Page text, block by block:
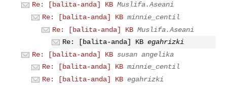
Re: [balita-anda] KB Muslifa.Aseani
Re: [balita-anda] KB minnie_centil
Re: [balita-anda] KB Muslifa.Aseani
Re: [balita-anda] KB egahrizki
Re: [balita-anda] KB susan angelika
Re: [balita-anda] KB minnie_centil
Re: [balita-anda] KB egahrizki